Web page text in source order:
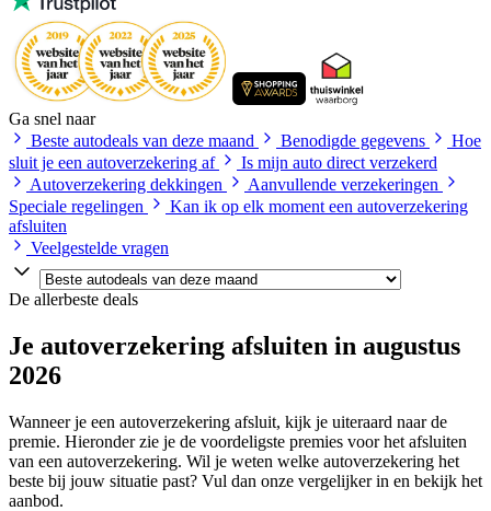
Ga snel naar
Beste autodeals van deze maand
Benodigde gegevens
Hoe
sluit je een autoverzekering af
Is mijn auto direct verzekerd
Autoverzekering dekkingen
Aanvullende verzekeringen
Speciale regelingen
Kan ik op elk moment een autoverzekering
afsluiten
Veelgestelde vragen
De allerbeste deals
Je autoverzekering afsluiten in augustus
2026
Wanneer je een autoverzekering afsluit, kijk je uiteraard naar de
premie. Hieronder zie je de voordeligste premies voor het afsluiten
van een autoverzekering. Wil je weten welke autoverzekering het
beste bij jouw situatie past? Vul dan onze vergelijker in en bekijk het
aanbod.